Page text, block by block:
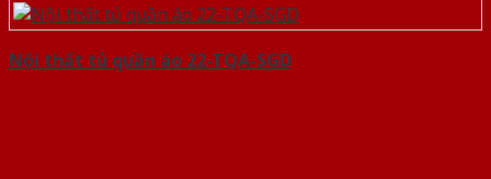
Nội thất tủ quần áo 22-TQA-SGD